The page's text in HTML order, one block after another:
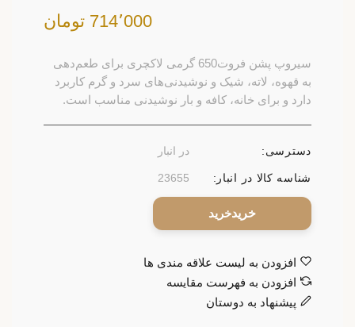
714٬000 تومان
سیروپ پشن فروت650 گرمی لاکچری برای طعم‌دهی
به قهوه، لاته، شیک و نوشیدنی‌های سرد و گرم کاربرد
دارد و برای خانه، کافه و بار نوشیدنی مناسب است.
دسترسی: در انبار
شناسه کالا در انبار: 23655
خرید
افزودن به لیست علاقه مندی ها
افزودن به فهرست مقایسه
پیشنهاد به دوستان